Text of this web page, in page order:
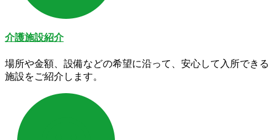
介護施設紹介
場所や金額、設備などの希望に沿って、安心して入所できる
施設をご紹介します。